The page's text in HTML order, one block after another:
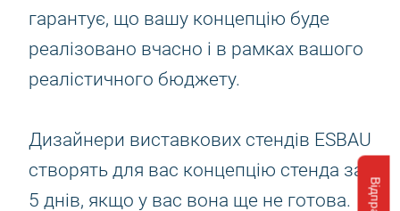
гарантує, що вашу концепцію буде
реалізовано вчасно і в рамках вашого
реалістичного бюджету.
Дизайнери виставкових стендів ESBAU
створять для вас концепцію стенда за
5 днів, якщо у вас вона ще не готова.